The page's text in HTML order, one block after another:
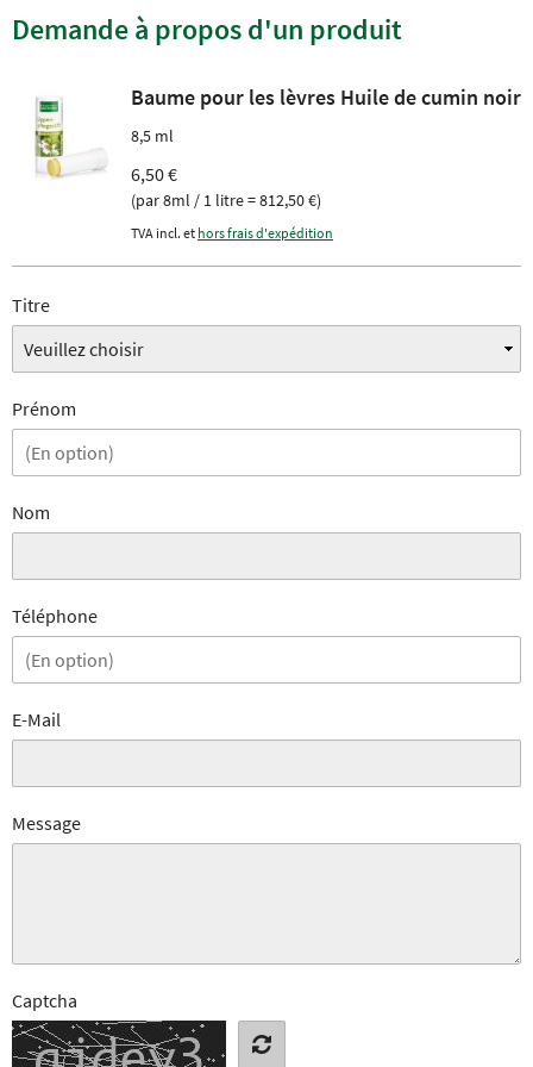
Demande à propos d'un produit
Baume pour les lèvres Huile de cumin noir
8,5 ml
6,50 €
(par 8ml / 1 litre = 812,50 €)
TVA incl. et hors frais d'expédition
Titre
Prénom
Nom
Téléphone
E-Mail
Message
Captcha